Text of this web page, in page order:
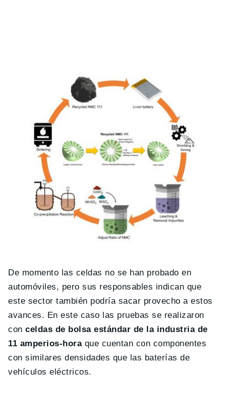
De momento las celdas no se han probado en
automóviles, pero sus responsables indican que
este sector también podría sacar provecho a estos
avances. En este caso las pruebas se realizaron
con celdas de bolsa estándar de la industria de
11 amperios-horaque cuentan con componentes
con similares densidades que las baterías de
vehículos eléctricos.